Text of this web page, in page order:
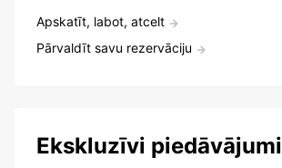
Apskatīt, labot, atcelt
Pārvaldīt savu rezervāciju
Ekskluzīvi piedāvājumi